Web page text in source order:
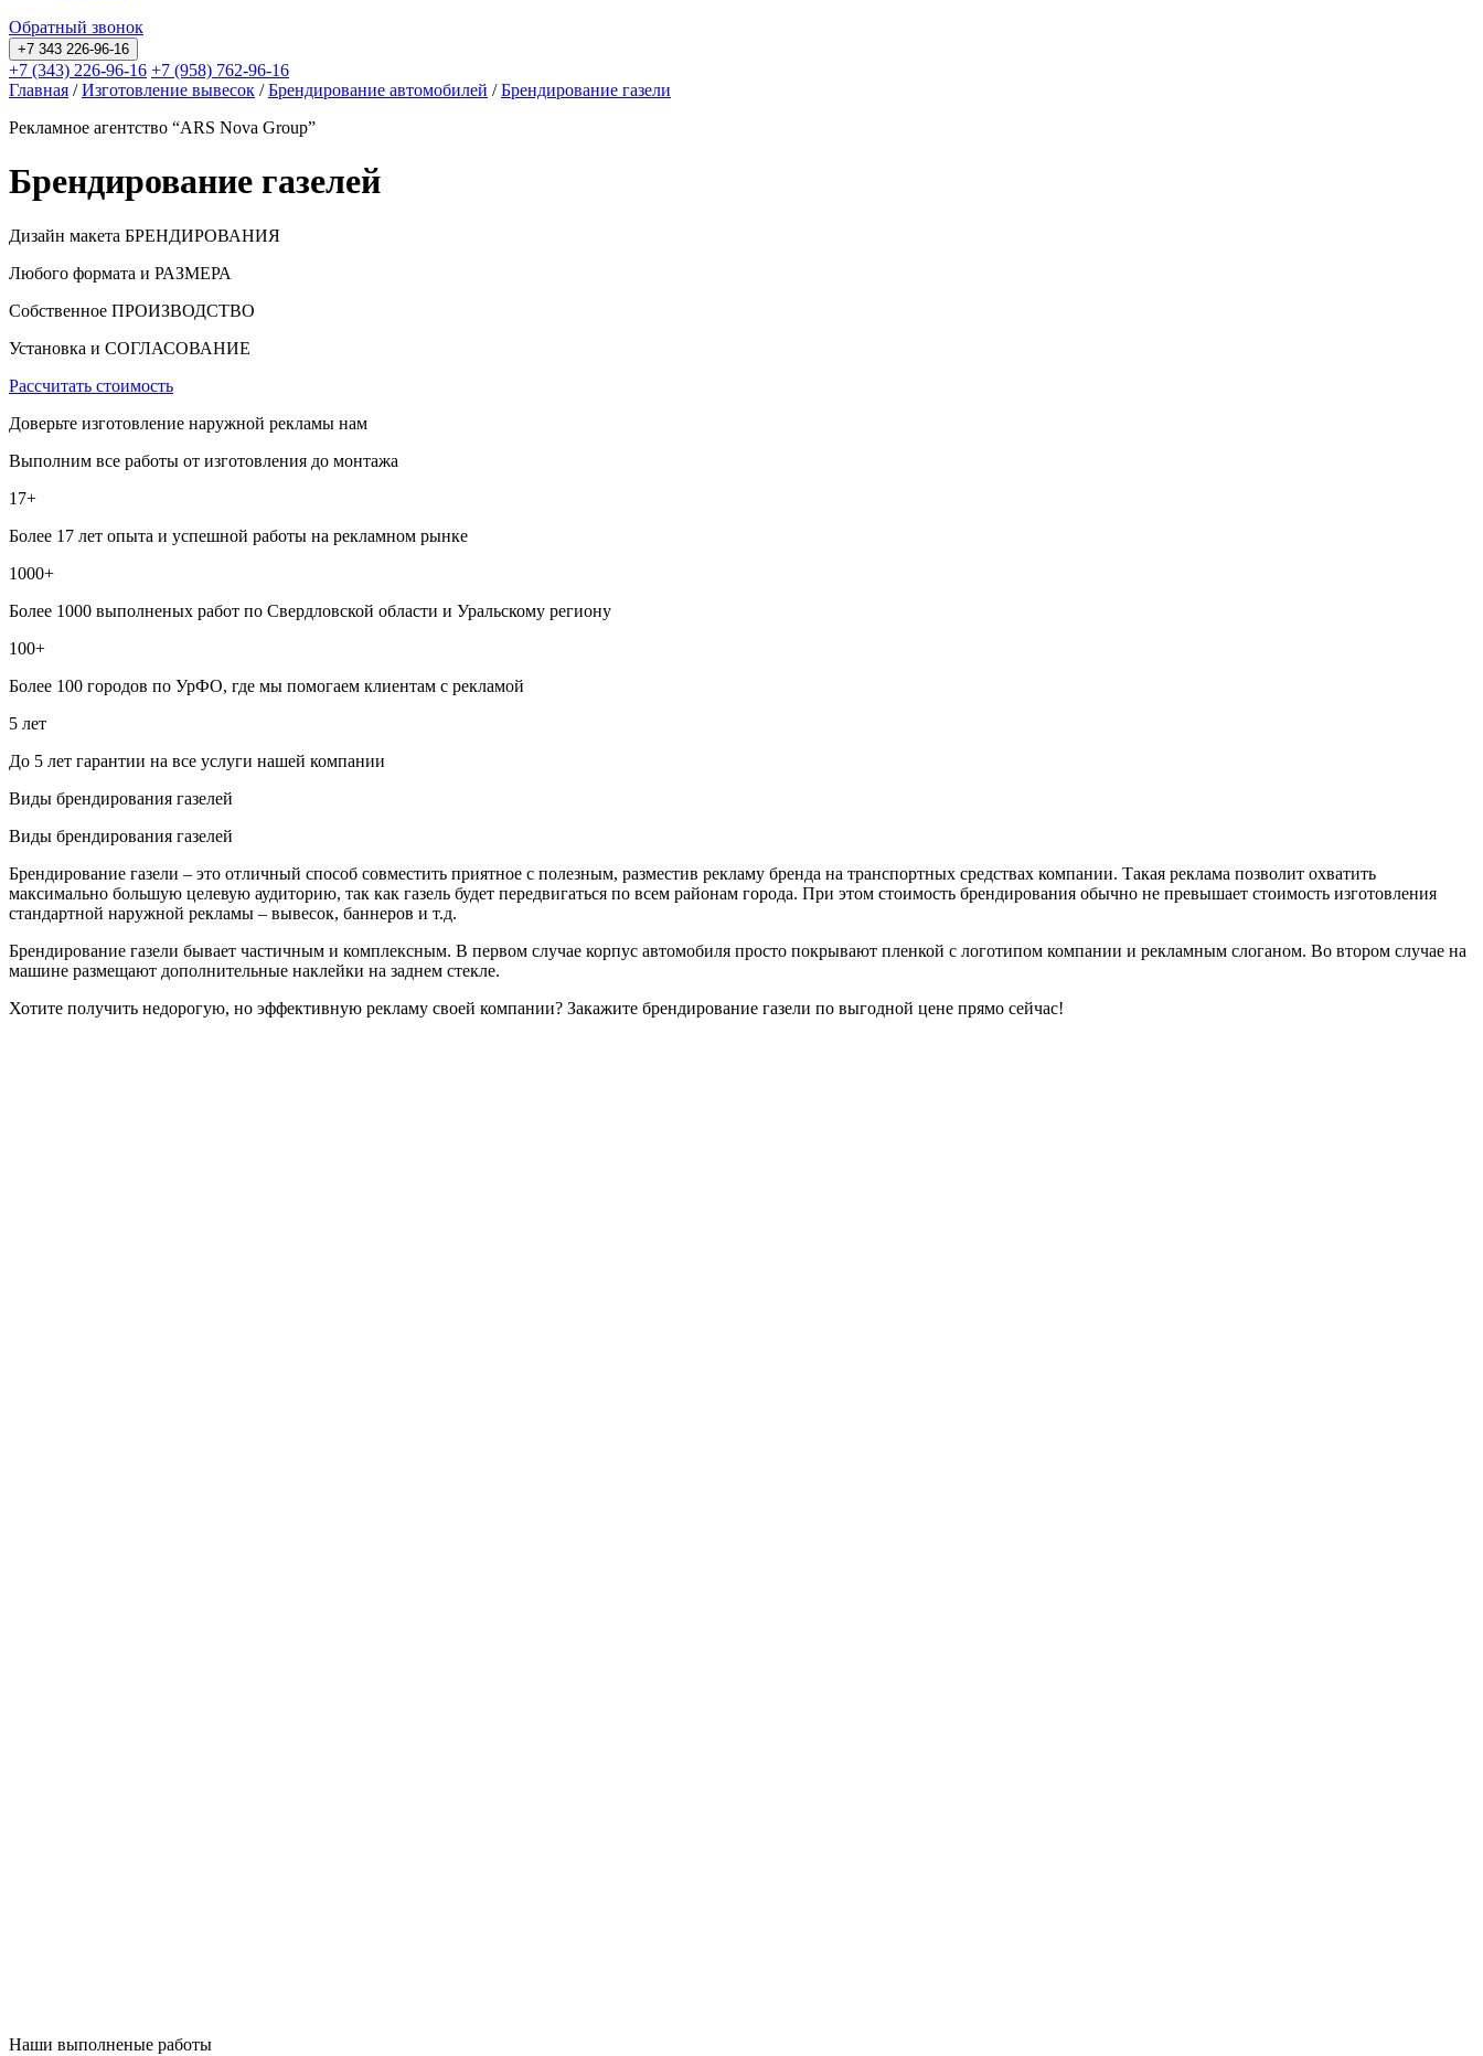
Обратный звонок
+7 343 226-96-16
+7 (343) 226-96-16 +7 (958) 762-96-16
Главная /Изготовление вывесок /Брендирование автомобилей /Брендирование газели
Рекламное агентство “ARS Nova Group”
Брендирование газелей
Дизайн макета БРЕНДИРОВАНИЯ
Любого формата и РАЗМЕРА
Собственное ПРОИЗВОДСТВО
Установка и СОГЛАСОВАНИЕ
Рассчитать стоимость
Доверьте изготовление наружной рекламы нам
Выполним все работы от изготовления до монтажа
17+
Более 17 лет опыта и успешной работы на рекламном рынке
1000+
Более 1000 выполненых работ по Свердловской области и Уральскому региону
100+
Более 100 городов по УрФО, где мы помогаем клиентам с рекламой
5 лет
До 5 лет гарантии на все услуги нашей компании
Виды брендирования газелей
Виды брендирования газелей
Брендирование газели – это отличный способ совместить приятное с полезным, разместив рекламу бренда на транспортных средствах компании. Такая реклама позволит охватить
максимально большую целевую аудиторию, так как газель будет передвигаться по всем районам города. При этом стоимость брендирования обычно не превышает стоимость изготовления
стандартной наружной рекламы – вывесок, баннеров и т.д.
Брендирование газели бывает частичным и комплексным. В первом случае корпус автомобиля просто покрывают пленкой с логотипом компании и рекламным слоганом. Во втором случае на
машине размещают дополнительные наклейки на заднем стекле.
Хотите получить недорогую, но эффективную рекламу своей компании? Закажите брендирование газели по выгодной цене прямо сейчас!
Наши выполненые работы